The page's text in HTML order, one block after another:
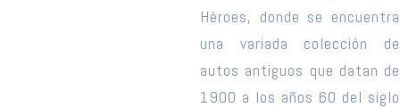
Héroes, donde se encuentra
una variada colección de
autos antiguos que datan de
1900 a los años 60 del siglo